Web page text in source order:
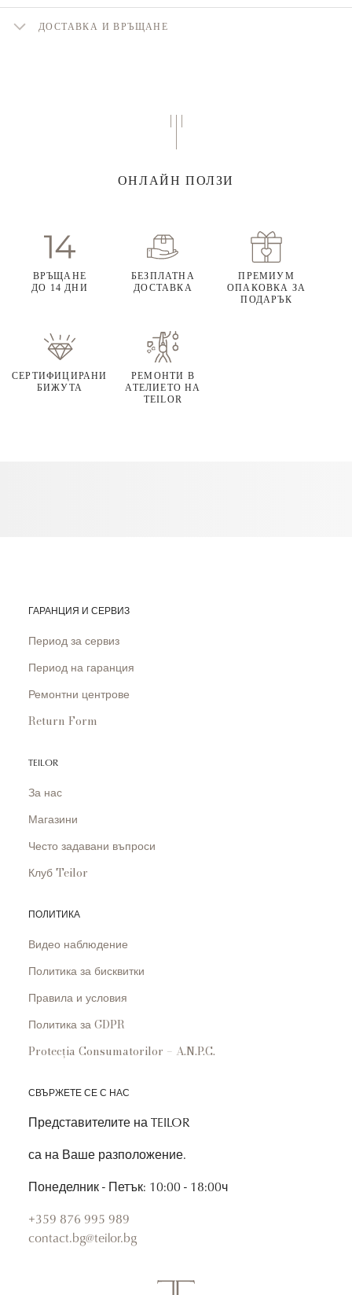
ДОСТАВКА И ВРЪЩАНЕ
ОНЛАЙН ПОЛЗИ
ВРЪЩАНЕ
ДО 14 ДНИ
БЕЗПЛАТНА
ДОСТАВКА
ПРЕМИУМ
ОПАКОВКА ЗА
ПОДАРЪК
СЕРТИФИЦИРАНИ
БИЖУТА
РЕМОНТИ В
АТЕЛИЕТО НА
TEILOR
ГАРАНЦИЯ И СЕРВИЗ
Период за сервиз
Период на гаранция
Ремонтни центрове
Return Form
TEILOR
За нас
Магазини
Често задавани въпроси
Клуб Teilor
ПОЛИТИКА
Видео наблюдение
Политика за бисквитки
Правила и условия
Политика за GDPR
Protecția Consumatorilor – A.N.P.C.
СВЪРЖЕТЕ СЕ С НАС
Представителите на TEILOR
са на Ваше разположение.
Понеделник - Петък: 10:00 - 18:00ч
+359 876 995 989
contact.bg@teilor.bg